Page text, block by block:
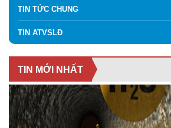
TIN TỨC CHUNG
TIN ATVSLĐ
TIN MỚI NHẤT